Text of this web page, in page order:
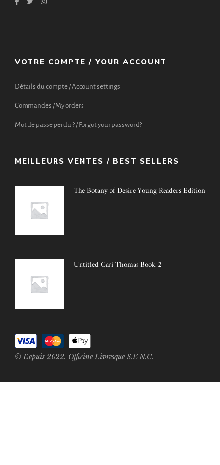
VOTRE COMPTE / YOUR ACCOUNT
Détails du compte / Account settings
Commandes / My orders
Mot de passe perdu ? / Forgot your password?
MEILLEURS VENTES / BEST SELLERS
The Botany of Desire Young Readers Edition
Untitled Cari Thomas Book 2
© Depuis 2022. Officine Livresque S.E.N.C.